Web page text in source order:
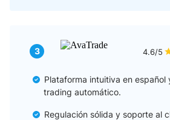
3 4.6/5
Plataforma intuitiva en español
trading automático.
Regulación sólida y soporte al